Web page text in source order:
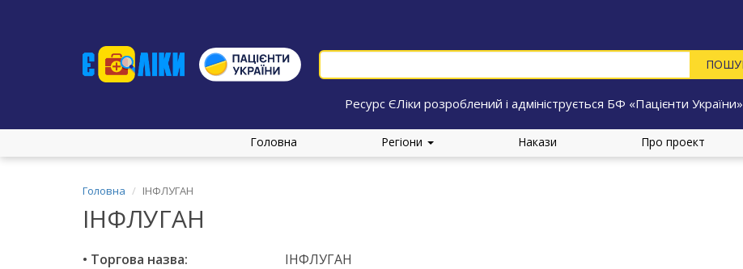
Ресурс ЄЛіки розроблений і адмініструється БФ «Пацієнти України»
Головна Регіони Накази Про проект
Головна ІНФЛУГАН
ІНФЛУГАН
• Торгова назва: ІНФЛУГАН